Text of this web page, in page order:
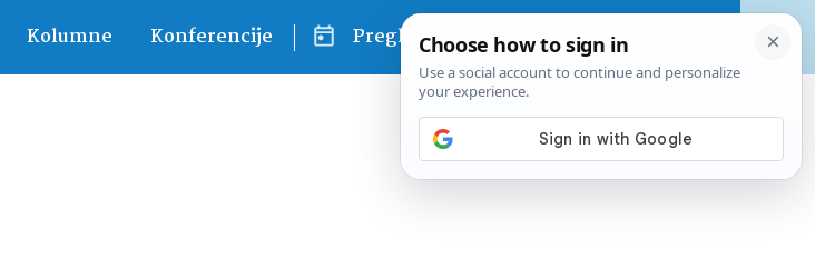
Kolumne Konferencije Pregled dana